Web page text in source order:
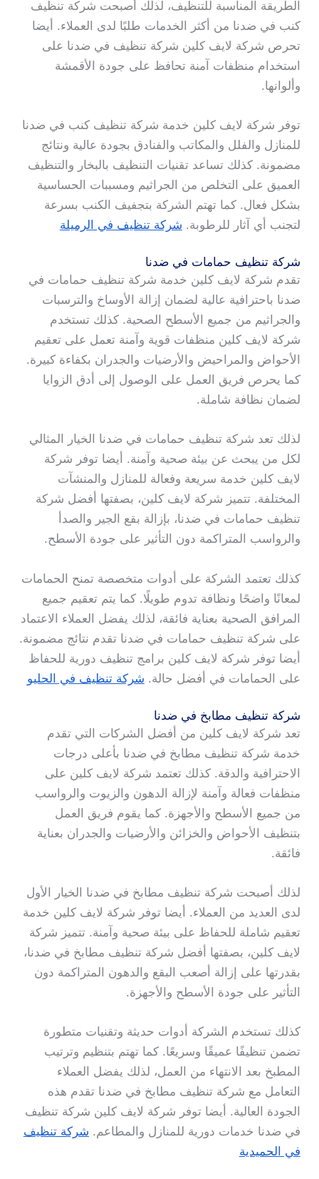
الطريقة المناسبة للتنظيف، لذلك أصبحت شركة تنظيف
كنب في ضدنا من أكثر الخدمات طلبًا لدى العملاء. أيضا
تحرص شركة لايف كلين شركة تنظيف في ضدنا على
استخدام منظفات آمنة تحافظ على جودة الأقمشة
وألوانها.
توفر شركة لايف كلين خدمة شركة تنظيف كنب في ضدنا
للمنازل والفلل والمكاتب والفنادق بجودة عالية ونتائج
مضمونة. كذلك تساعد تقنيات التنظيف بالبخار والتنظيف
العميق على التخلص من الجراثيم ومسببات الحساسية
بشكل فعال. كما تهتم الشركة بتجفيف الكنب بسرعة
لتجنب أي آثار للرطوبة. شركة تنظيف في الرميلة
شركة تنظيف حمامات في ضدنا
تقدم شركة لايف كلين خدمة شركة تنظيف حمامات في
ضدنا باحترافية عالية لضمان إزالة الأوساخ والترسبات
والجراثيم من جميع الأسطح الصحية. كذلك تستخدم
شركة لايف كلين منظفات قوية وآمنة تعمل على تعقيم
الأحواض والمراحيض والأرضيات والجدران بكفاءة كبيرة.
كما يحرص فريق العمل على الوصول إلى أدق الزوايا
لضمان نظافة شاملة.
لذلك تعد شركة تنظيف حمامات في ضدنا الخيار المثالي
لكل من يبحث عن بيئة صحية وآمنة. أيضا توفر شركة
لايف كلين خدمة سريعة وفعالة للمنازل والمنشآت
المختلفة. تتميز شركة لايف كلين، بصفتها أفضل شركة
تنظيف حمامات في ضدنا، بإزالة بقع الجير والصدأ
والرواسب المتراكمة دون التأثير على جودة الأسطح.
كذلك تعتمد الشركة على أدوات متخصصة تمنح الحمامات
لمعانًا واضحًا ونظافة تدوم طويلًا. كما يتم تعقيم جميع
المرافق الصحية بعناية فائقة، لذلك يفضل العملاء الاعتماد
على شركة تنظيف حمامات في ضدنا تقدم نتائج مضمونة.
أيضا توفر شركة لايف كلين برامج تنظيف دورية للحفاظ
على الحمامات في أفضل حالة. شركة تنظيف في الحليو
شركة تنظيف مطابخ في ضدنا
تعد شركة لايف كلين من أفضل الشركات التي تقدم
خدمة شركة تنظيف مطابخ في ضدنا بأعلى درجات
الاحترافية والدقة. كذلك تعتمد شركة لايف كلين على
منظفات فعالة وآمنة لإزالة الدهون والزيوت والرواسب
من جميع الأسطح والأجهزة. كما يقوم فريق العمل
بتنظيف الأحواض والخزائن والأرضيات والجدران بعناية
فائقة.
لذلك أصبحت شركة تنظيف مطابخ في ضدنا الخيار الأول
لدى العديد من العملاء. أيضا توفر شركة لايف كلين خدمة
تعقيم شاملة للحفاظ على بيئة صحية وآمنة. تتميز شركة
لايف كلين، بصفتها أفضل شركة تنظيف مطابخ في ضدنا،
بقدرتها على إزالة أصعب البقع والدهون المتراكمة دون
التأثير على جودة الأسطح والأجهزة.
كذلك تستخدم الشركة أدوات حديثة وتقنيات متطورة
تضمن تنظيفًا عميقًا وسريعًا. كما تهتم بتنظيم وترتيب
المطبخ بعد الانتهاء من العمل، لذلك يفضل العملاء
التعامل مع شركة تنظيف مطابخ في ضدنا تقدم هذه
الجودة العالية. أيضا توفر شركة لايف كلين شركة تنظيف
في ضدنا خدمات دورية للمنازل والمطاعم. شركة تنظيف
في الحميدية